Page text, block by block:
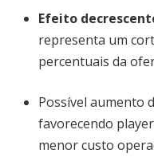
Efeito
representa um
percentuais da
Possível aumento
favorecendo
menor custo